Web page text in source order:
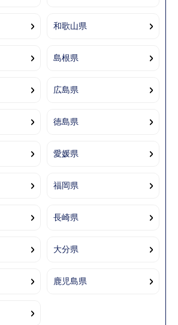
和歌山県
島根県
広島県
徳島県
愛媛県
福岡県
長崎県
大分県
鹿児島県